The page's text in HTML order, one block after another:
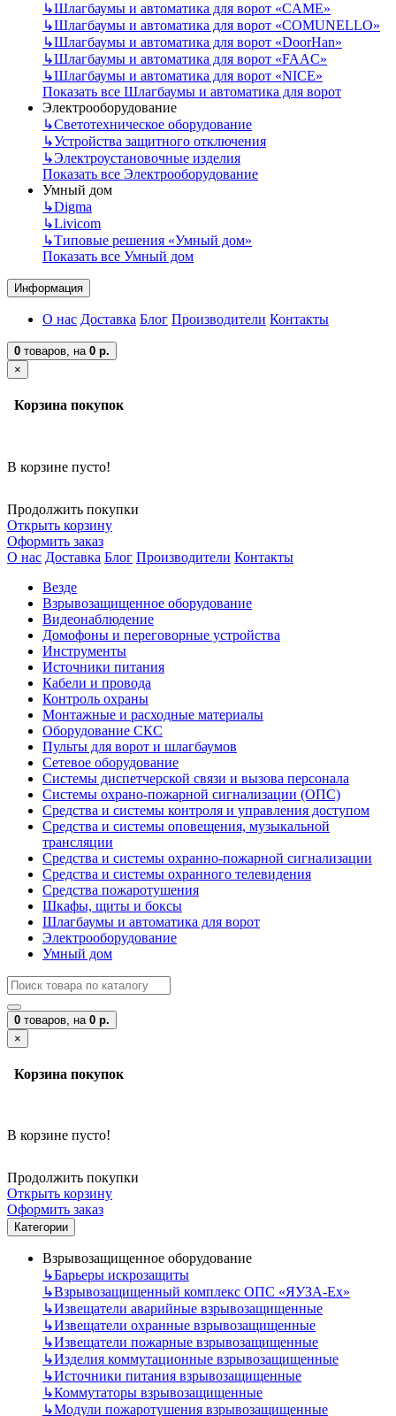
↳Шлагбаумы и автоматика для ворот «CAME»
↳Шлагбаумы и автоматика для ворот «COMUNELLO»
↳Шлагбаумы и автоматика для ворот «DoorHan»
↳Шлагбаумы и автоматика для ворот «FAAC»
↳Шлагбаумы и автоматика для ворот «NICE»
Показать все Шлагбаумы и автоматика для ворот
Электрооборудование
↳Светотехническое оборудование
↳Устройства защитного отключения
↳Электроустановочные изделия
Показать все Электрооборудование
Умный дом
↳Digma
↳Livicom
↳Типовые решения «Умный дом»
Показать все Умный дом
Информация
О нас Доставка Блог Производители Контакты
0 товаров, на 0 р.
×
Корзина покупок
В корзине пусто!
Продолжить покупки
Открыть корзину
Оформить заказ
О нас Доставка Блог Производители Контакты
Везде
Взрывозащищенное оборудование
Видеонаблюдение
Домофоны и переговорные устройства
Инструменты
Источники питания
Кабели и провода
Контроль охраны
Монтажные и расходные материалы
Оборудование СКС
Пульты для ворот и шлагбаумов
Сетевое оборудование
Системы диспетчерской связи и вызова персонала
Системы охрано-пожарной сигнализации (ОПС)
Средства и системы контроля и управления доступом
Средства и системы оповещения, музыкальной
трансляции
Средства и системы охранно-пожарной сигнализации
Средства и системы охранного телевидения
Средства пожаротушения
Шкафы, щиты и боксы
Шлагбаумы и автоматика для ворот
Электрооборудование
Умный дом
0 товаров, на 0 р.
×
Корзина покупок
В корзине пусто!
Продолжить покупки
Открыть корзину
Оформить заказ
Категории
Взрывозащищенное оборудование
↳Барьеры искрозащиты
↳Взрывозащищенный комплекс ОПС «ЯУЗА-Ех»
↳Извещатели аварийные взрывозащищенные
↳Извещатели охранные взрывозащищенные
↳Извещатели пожарные взрывозащищенные
↳Изделия коммутационные взрывозащищенные
↳Источники питания взрывозащищенные
↳Коммутаторы взрывозащищенные
↳Модули пожаротушения взрывозащищенные